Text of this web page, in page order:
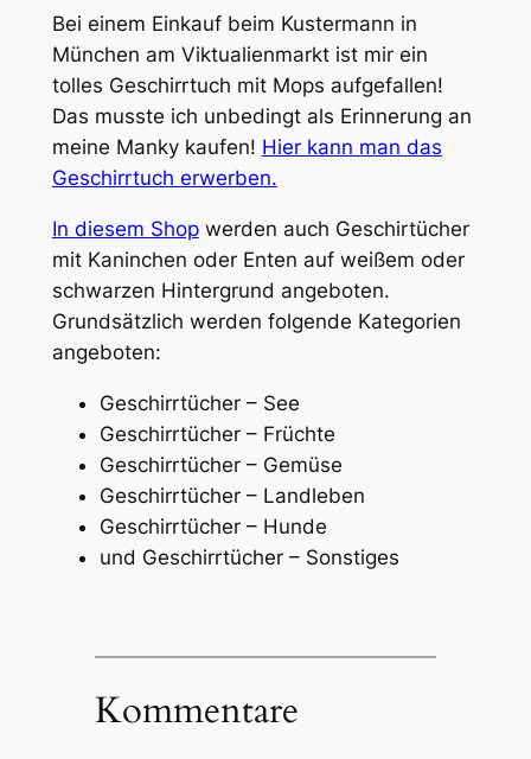
Bei einem Einkauf beim Kustermann in
München am Viktualienmarkt ist mir ein
tolles Geschirrtuch mit Mops aufgefallen!
Das musste ich unbedingt als Erinnerung an
meine Manky kaufen! Hier kann man das
Geschirrtuch erwerben.
In diesem Shopwerden auch Geschirtücher
mit Kaninchen oder Enten auf weißem oder
schwarzen Hintergrund angeboten.
Grundsätzlich werden folgende Kategorien
angeboten:
Geschirrtücher – See
Geschirrtücher – Früchte
Geschirrtücher – Gemüse
Geschirrtücher – Landleben
Geschirrtücher – Hunde
und Geschirrtücher – Sonstiges
Kommentare